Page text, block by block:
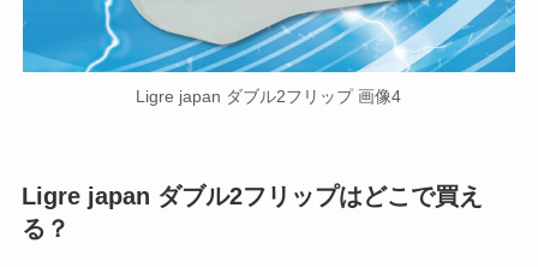
Ligre japan ダブル2フリップ 画像4
Ligre japan ダブル2フリップはどこで買え
る？